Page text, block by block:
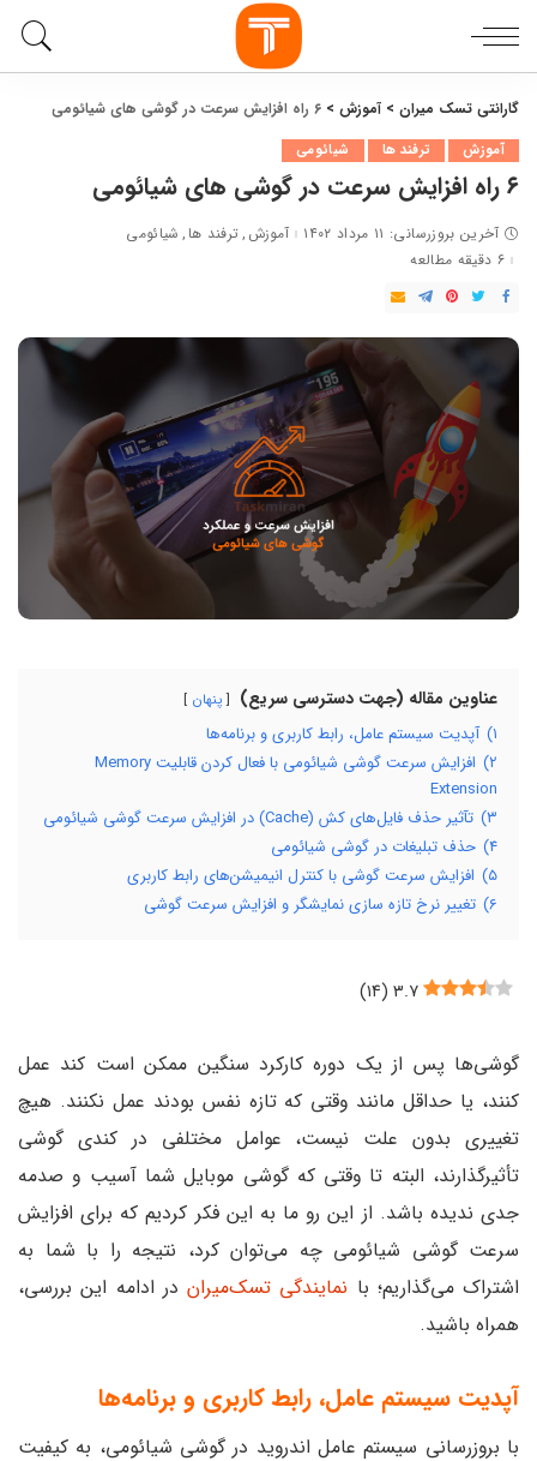
گارانتی تسک میران > آموزش > ۶ راه افزایش سرعت در گوشی های شیائومی
آموزش ترفند ها شیائومی
۶ راه افزایش سرعت در گوشی های شیائومی
آخرین بروزرسانی: ۱۱ مرداد ۱۴۰۲ آموزش ترفند ها شیائومی
۶ دقیقه مطالعه
عناوین مقاله (جهت دسترسی سریع) پنهان
۱) آپدیت سیستم ‌عامل، رابط کاربری و برنامه‌ها
۲)
افزایش سرعت گوشی شیائومی با فعال کردن قابلیت Memory
Extension
۳) تآثیر حذف فایل‌های کش (Cache) در افزایش سرعت گوشی شیائومی
۴) حذف تبلیغات در گوشی شیائومی
۵)
افزایش سرعت گوشی با کنترل انیمیشن‌های رابط‌ کاربری
۶) تغییر نرخ تازه سازی نمایشگر و افزایش سرعت گوشی
۳.۷ (۱۴)
گوشی‌ها پس از یک دوره کارکرد سنگین ممکن است کند عمل
کنند، یا حداقل مانند وقتی که تازه نفس بودند عمل نکنند. هیچ
تغییری بدون علت نیست، عوامل مختلفی در کندی گوشی
تأثیرگذارند، البته تا وقتی که گوشی موبایل شما آسیب و صدمه
جدی ندیده باشد. از این رو ما به این فکر کردیم که برای افزایش
سرعت گوشی شیائومی چه می‌توان کرد، نتیجه را با شما به
اشتراک می‌گذاریم؛ با نمایندگی تسک‌میران در ادامه این بررسی،
همراه باشید.
آپدیت سیستم ‌عامل، رابط کاربری و برنامه‌ها
با بروزرسانی سیستم عامل اندروید در گوشی شیائومی، به کیفیت